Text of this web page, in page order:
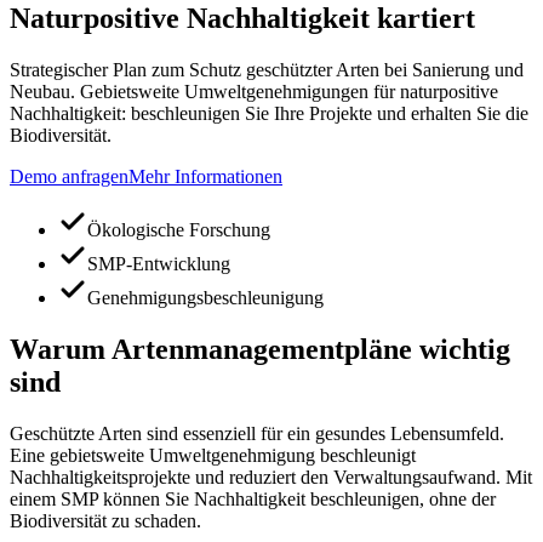
Naturpositive Nachhaltigkeit kartiert
Strategischer Plan zum Schutz geschützter Arten bei Sanierung und
Neubau. Gebietsweite Umweltgenehmigungen für naturpositive
Nachhaltigkeit: beschleunigen Sie Ihre Projekte und erhalten Sie die
Biodiversität.
Demo anfragenMehr Informationen
Ökologische Forschung
SMP-Entwicklung
Genehmigungsbeschleunigung
Warum Artenmanagementpläne wichtig
sind
Geschützte Arten sind essenziell für ein gesundes Lebensumfeld.
Eine gebietsweite Umweltgenehmigung beschleunigt
Nachhaltigkeitsprojekte und reduziert den Verwaltungsaufwand. Mit
einem SMP können Sie Nachhaltigkeit beschleunigen, ohne der
Biodiversität zu schaden.